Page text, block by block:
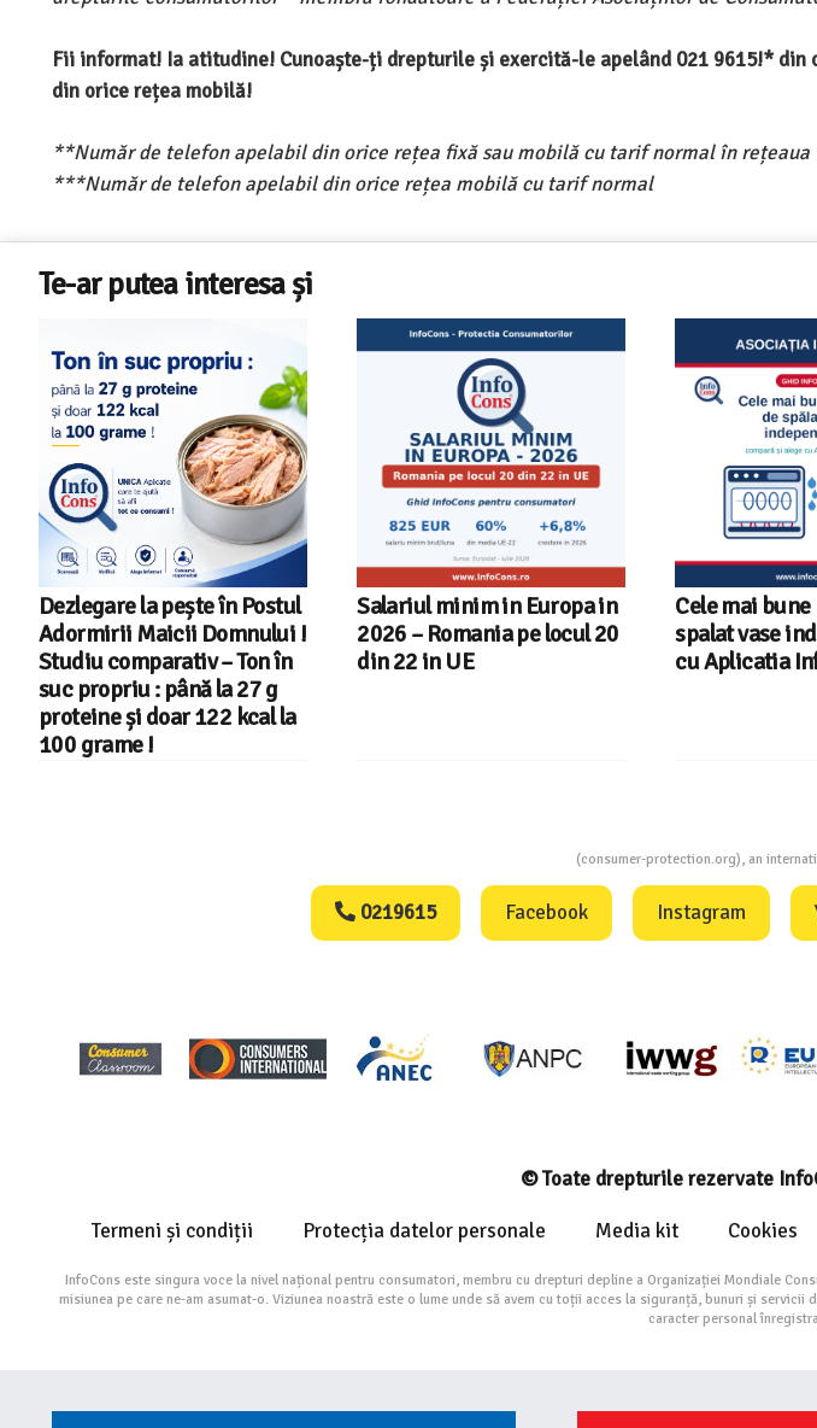
Fii informat! Ia atitudine! Cunoaște-ți drepturile și exercită-le apelând 021 9615!*
din orice rețea mobilă!
**Număr de telefon apelabil din orice rețea fixă sau mobilă cu tarif normal în rețeaua
***Număr de telefon apelabil din orice rețea mobilă cu tarif normal
Te-ar putea interesa și
Dezlegare la pește în Postul
Adormirii Maicii Domnului !
Studiu comparativ – Ton în
suc propriu : până la 27 g
proteine și doar 122 kcal la
100 grame !
Salariul minim in Europa in
2026 – Romania pe locul 20
din 22 in UE
Cele mai
spalat vase
cu Aplicatia
(consumer-protection.org), an
0219615 Facebook Instagram
© Toate drepturile rezervate
Termeni și condiții Protecția datelor personale Media kit Cookies
InfoCons este singura voce la nivel național pentru consumatori, membru cu drepturi depline a Organizației Mondiale
misiunea pe care ne-am asumat-o. Viziunea noastră este o lume unde să avem cu toții acces la siguranță, bunuri și
caracter personal